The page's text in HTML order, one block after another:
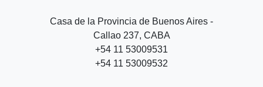
Casa de la Provincia de Buenos Aires -
Callao 237, CABA
+54 11 53009531
+54 11 53009532